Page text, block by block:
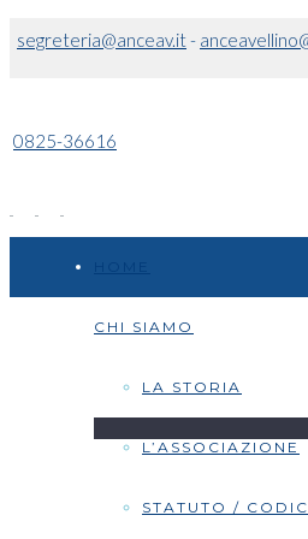
segreteria@anceav.it-
0825-36616
CHI SIAMO
LA STORIA
L’ASSOCIAZIONE
STATUTO /